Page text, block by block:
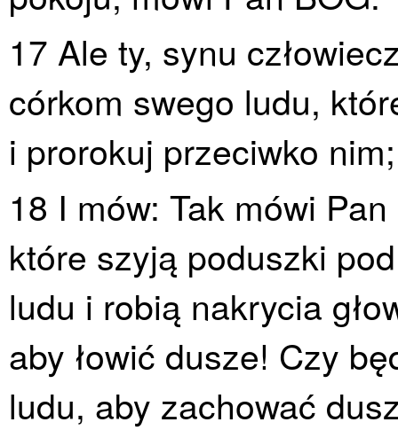
17 Ale ty, synu
córkom swego ludu,
i prorokuj przeciwko nim;
18 I mów: Tak mówi
które szyją poduszki
ludu i robią nakrycia
aby łowić dusze! Czy
ludu, aby zachować